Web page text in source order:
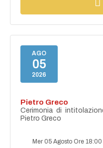
AGO
05
2026
Pietro Greco
Cerimonia di
Pietro Greco
Mer 05 Agosto Ore 18:00